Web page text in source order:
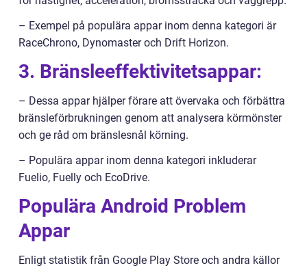
– Exempel på populära appar inom denna kategori är
RaceChrono, Dynomaster och Drift Horizon.
3. Bränsleeffektivitetsappar:
– Dessa appar hjälper förare att övervaka och förbättra
bränsleförbrukningen genom att analysera körmönster
och ge råd om bränslesnål körning.
– Populära appar inom denna kategori inkluderar
Fuelio, Fuelly och EcoDrive.
Populära Android Problem
Appar
Enligt statistik från Google Play Store och andra källor